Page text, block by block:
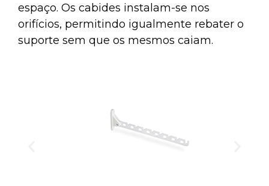
espaço. Os cabides instalam-se nos
orifícios, permitindo igualmente rebater o
suporte sem que os mesmos caiam.